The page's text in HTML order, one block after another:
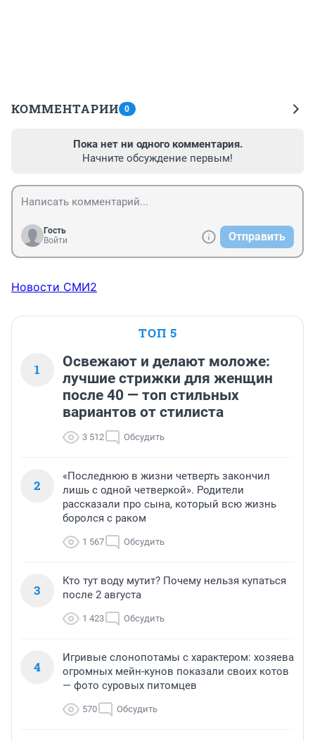
КОММЕНТАРИИ 0
Пока нет ни одного комментария.
Начните обсуждение первым!
Гость
Войти
Отправить
Новости СМИ2
ТОП 5
1
Освежают и делают моложе:
лучшие стрижки для женщин
после 40 — топ стильных
вариантов от стилиста
3 512 Обсудить
2
«Последнюю в жизни четверть закончил
лишь с одной четверкой». Родители
рассказали про сына, который всю жизнь
боролся с раком
1 567 Обсудить
3
Кто тут воду мутит? Почему нельзя купаться
после 2 августа
1 423 Обсудить
4
Игривые слонопотамы с характером: хозяева
огромных мейн-кунов показали своих котов
— фото суровых питомцев
570 Обсудить